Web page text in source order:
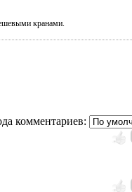
кранами.
комментариев: